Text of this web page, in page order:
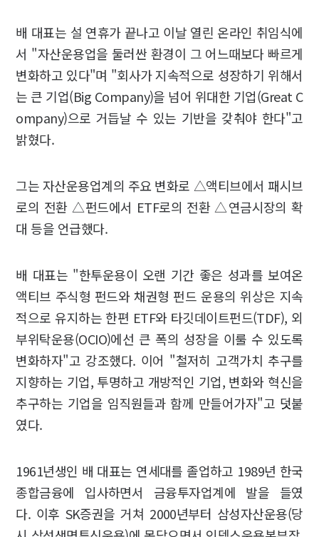
배 대표는 설 연휴가 끝나고 이날 열린 온라인 취임식에
서 "자산운용업을 둘러싼 환경이 그 어느때보다 빠르게
변화하고 있다"며 "회사가 지속적으로 성장하기 위해서
는 큰 기업(Big Company)을 넘어 위대한 기업(Great C
ompany)으로 거듭날 수 있는 기반을 갖춰야 한다"고
밝혔다.
그는 자산운용업계의 주요 변화로 △액티브에서 패시브
로의 전환 △펀드에서 ETF로의 전환 △연금시장의 확
대 등을 언급했다.
배 대표는 "한투운용이 오랜 기간 좋은 성과를 보여온
액티브 주식형 펀드와 채권형 펀드 운용의 위상은 지속
적으로 유지하는 한편 ETF와 타깃데이트펀드(TDF), 외
부위탁운용(OCIO)에선 큰 폭의 성장을 이룰 수 있도록
변화하자"고 강조했다. 이어 "철저히 고객가치 추구를
지향하는 기업, 투명하고 개방적인 기업, 변화와 혁신을
추구하는 기업을 임직원들과 함께 만들어가자"고 덧붙
였다.
1961년생인 배 대표는 연세대를 졸업하고 1989년 한국
종합금융에 입사하면서 금융투자업계에 발을 들였
다. 이후 SK증권을 거쳐 2000년부터 삼성자산운용(당